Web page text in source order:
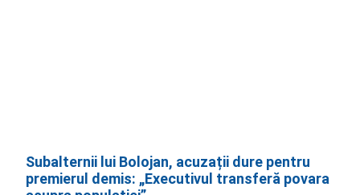
Subalternii lui Bolojan, acuzații dure pentru
premierul demis: „Executivul transferă povara